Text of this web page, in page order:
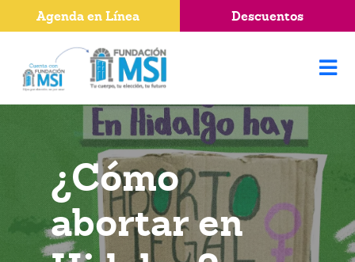
¿Cómo
abortar en
Agenda en Línea Descuentos